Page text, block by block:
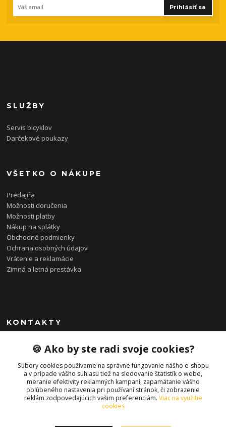
Prihlásiť sa
SLUŽBY
Servis bicyklov
Darčekové poukazy
VŠETKO O NÁKUPE
Predajňa
Možnosti doručenia
Možnosti platby
Nákup na splátky
Obchodné podmienky
Ochrana osobných údajov
Vrátenie a reklamácie
Zimná a letná prestávka
KONTAKTY
0948 085 857
(Ut-Pia 11-19 hod., So 09-14 hod.)
info@bonkybike.sk
🍪 Ako by ste radi svoje cookies?
Súbory cookies používame na správne fungovanie nášho e-shopu
a v prípade vášho súhlasu tiež na sledovanie štatistík o webe,
meranie efektivity reklamných kampaní, zapamätanie vášho
obľúbeného nastavenia pri používaní stránok, či zobrazenie
reklám zodpovedajúcich vašim preferenciám. Viac na využitie
cookies